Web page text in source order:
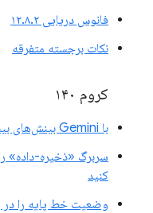
فانوس دریایی ۱۲.۸.۲
نکات برجسته متفرقه
کروم ۱۴۰
با Gemini بینش‌های بیشتری را اشکال‌زدایی کنید
سربرگ «ذخیره-داده»
کنید